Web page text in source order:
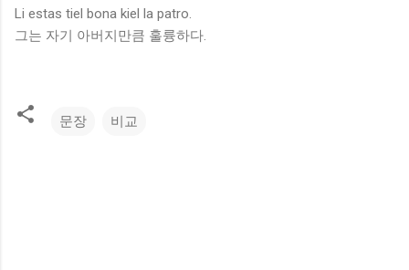
Li estas tiel bona kiel la patro.
그는 자기 아버지만큼 훌륭하다.
문장 비교